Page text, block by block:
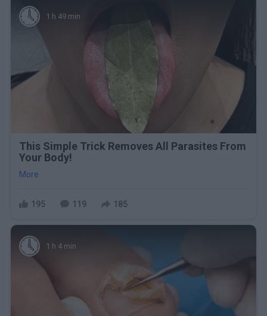
1 h 49 min
This Simple Trick Removes All Parasites From
Your Body!
More
195 119 185
1 h 4 min